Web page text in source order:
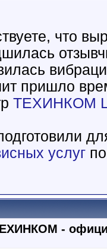
что
пришло
ТЕХИНКОМ
услуг
-